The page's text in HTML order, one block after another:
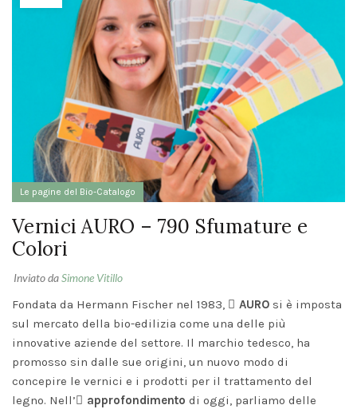
Le pagine del Bio-Catalogo
Vernici AURO – 790 Sfumature e
Colori
Inviato daSimone Vitillo
Fondata da Hermann Fischer nel 1983, AURO si è imposta
sul mercato della bio-edilizia come una delle più
innovative aziende del settore. Il marchio tedesco, ha
promosso sin dalle sue origini, un nuovo modo di
concepire le vernici e i prodotti per il trattamento del
legno. Nell’
approfondimento di oggi, parliamo delle
INTERNI
2026:
VERNICI
NATURALI
28
Gennaio
2026
No